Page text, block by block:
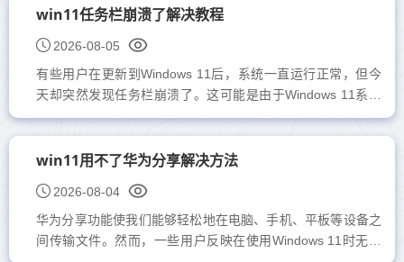
win11任务栏崩溃了解决教程
2026-08-05
有些用户在更新到Windows 11后，系统一直运行正常，但今
天却突然发现任务栏崩溃了。这可能是由于Windows 11系统
中的服务器时间同步出现了bug。解决这个问题的方法很简
单，只需调...
win11用不了华为分享解决方法
2026-08-04
华为分享功能使我们能够轻松地在电脑、手机、平板等设备之
间传输文件。然而，一些用户反映在使用Windows 11时无法